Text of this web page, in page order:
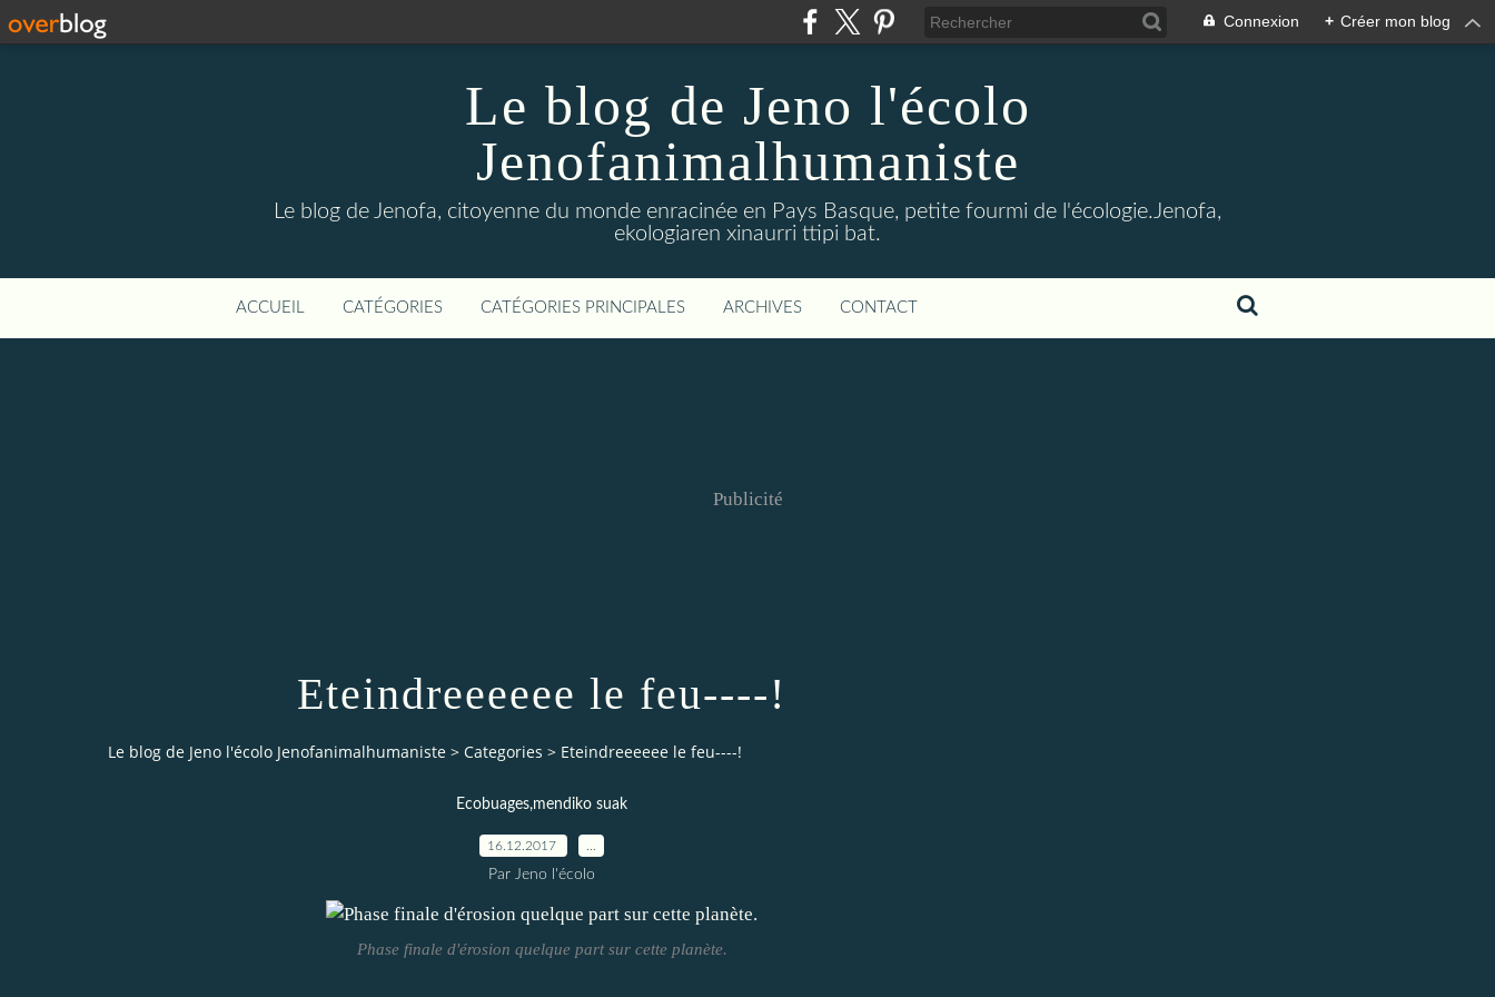
Connexion + Créer mon blog
Le blog de Jeno l'écolo
Jenofanimalhumaniste
Le blog de Jenofa, citoyenne du monde enracinée en Pays Basque, petite fourmi de l'écologie.Jenofa,
ekologiaren xinaurri ttipi bat.
ACCUEIL CATÉGORIES CATÉGORIES PRINCIPALES ARCHIVES CONTACT
Publicité
Eteindreeeeee le feu----!
Le blog de Jeno l'écolo Jenofanimalhumaniste > Categories > Eteindreeeeee le feu----!
Ecobuages,mendiko suak
16.12.2017
Par Jeno l'écolo
Phase finale d'érosion quelque part sur cette planète.